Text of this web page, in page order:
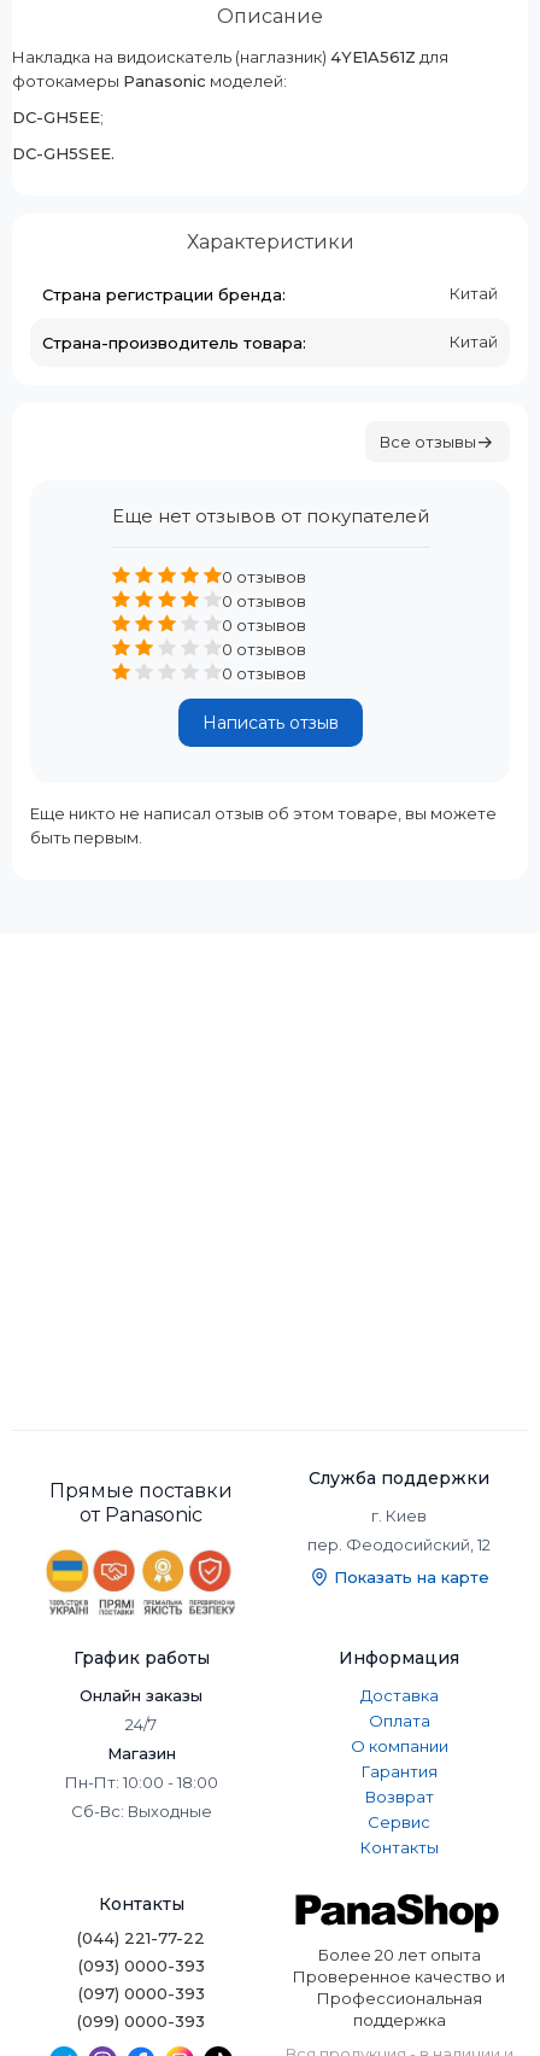
Описание
Накладка на видоискатель (наглазник) 4YE1A561Z для
фотокамеры Panasonic моделей:
DC-GH5EE;
DC-GH5SEE.
Характеристики
Страна регистрации бренда: Китай
Страна-производитель товара: Китай
Все отзывы
Еще нет отзывов от покупателей
0 отзывов
0 отзывов
0 отзывов
0 отзывов
0 отзывов
Написать отзыв
Еще никто не написал отзыв об этом товаре, вы можете
быть первым.
Прямые поставки
от Panasonic
Служба поддержки
г. Киев
пер. Феодосийский, 12
Показать на карте
График работы
Онлайн заказы
24/7
Магазин
Пн-Пт: 10:00 - 18:00
Сб-Вс: Выходные
Информация
Доставка
Оплата
О компании
Гарантия
Возврат
Сервис
Контакты
Контакты
(044) 221-77-22
(093) 0000-393
(097) 0000-393
(099) 0000-393
Более 20 лет опыта
Проверенное качество и
Профессиональная
поддержка